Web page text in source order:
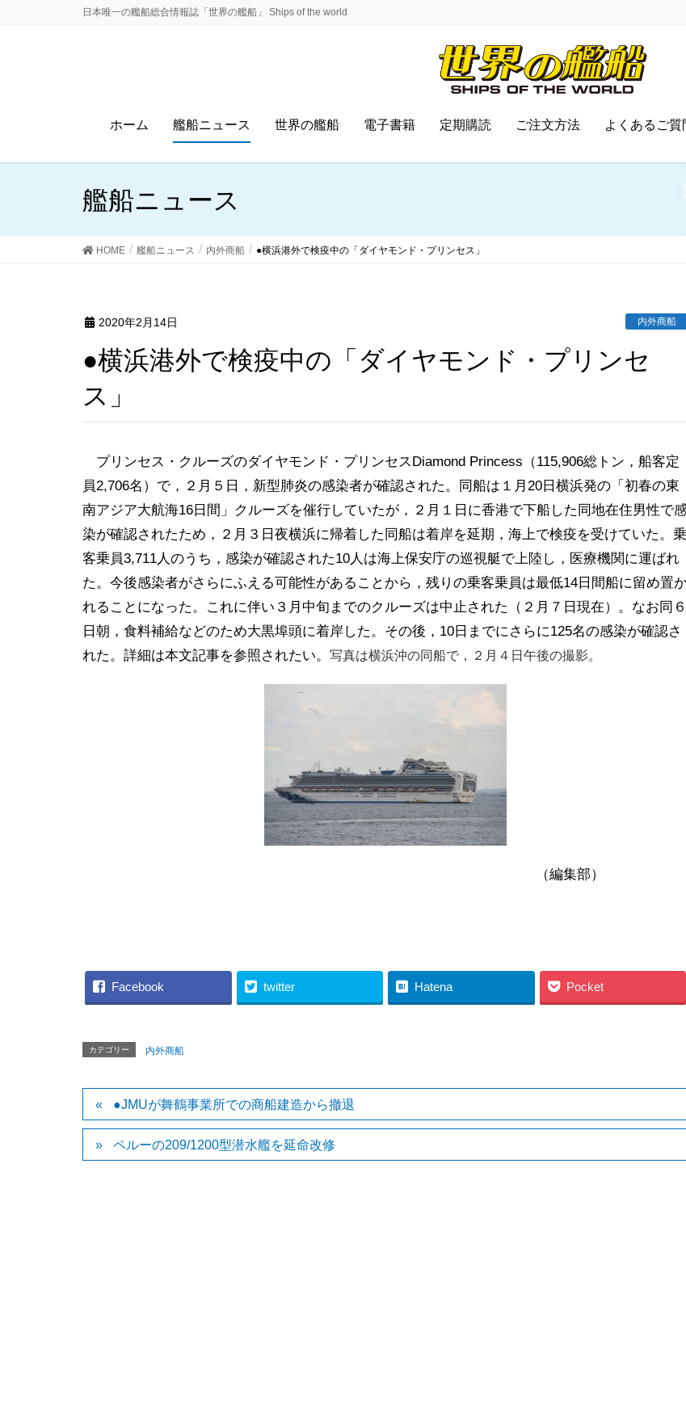
日本唯一の艦船総合情報誌「世界の艦船」 Ships of the world
ホーム 艦船ニュース 世界の艦船 電子書籍 定期購読 ご注文方法 よくあるご質
艦船ニュース
HOME 艦船ニュース 内外商船 ●横浜港外で検疫中の「ダイヤモンド・プリンセス」
2020年2月14日 内外商船
●横浜港外で検疫中の「ダイヤモンド・プリンセ
ス」
プリンセス・クルーズのダイヤモンド・プリンセスDiamond Princess（115,906総トン，船客定
員2,706名）で，２月５日，新型肺炎の感染者が確認された。同船は１月20日横浜発の「初春の東
南アジア大航海16日間」クルーズを催行していたが，２月１日に香港で下船した同地在住男性で
染が確認されたため，２月３日夜横浜に帰着した同船は着岸を延期，海上で検疫を受けていた。乗
客乗員3,711人のうち，感染が確認された10人は海上保安庁の巡視艇で上陸し，医療機関に運ばれ
た。今後感染者がさらにふえる可能性があることから，残りの乗客乗員は最低14日間船に留め置
れることになった。これに伴い３月中旬までのクルーズは中止された（２月７日現在）。なお同６
日朝，食料補給などのため大黒埠頭に着岸した。その後，10日までにさらに125名の感染が確認さ
れた。詳細は本文記事を参照されたい。 写真は横浜沖の同船で，２月４日午後の撮影。
（編集部）
Facebook twitter Hatena Pocket
カテゴリー 内外商船
●JMUが舞鶴事業所での商船建造から撤退
ペルーの209/1200型潜水艦を延命改修